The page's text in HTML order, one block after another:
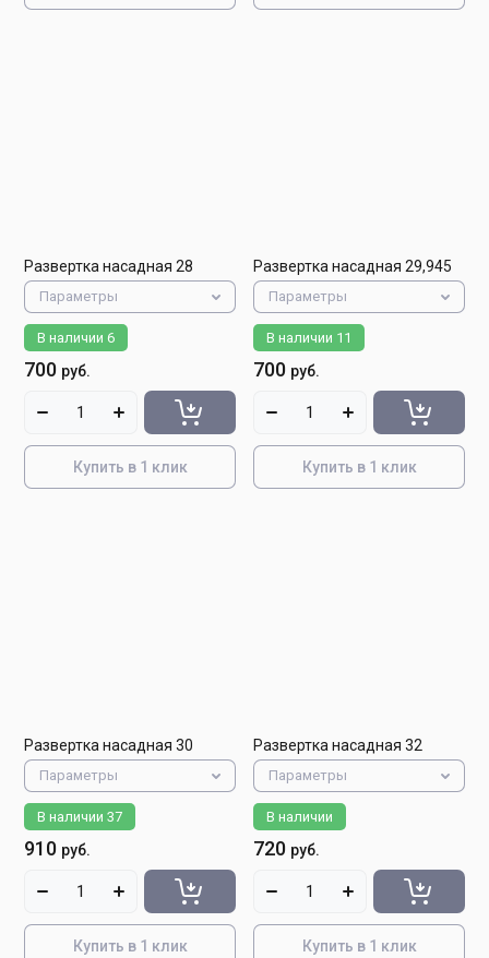
Развертка насадная 28
Параметры
В наличии 6
700 руб.
Купить в 1 клик
Развертка насадная 29,945
Параметры
В наличии 11
700 руб.
Купить в 1 клик
Развертка насадная 30
Параметры
В наличии 37
910 руб.
Купить в 1 клик
Развертка насадная 32
Параметры
В наличии
720 руб.
Купить в 1 клик